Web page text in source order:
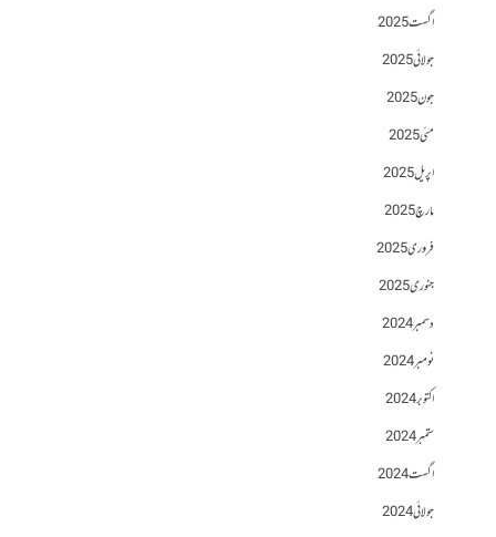
اگست 2025
جولائی 2025
جون 2025
مئی 2025
اپریل 2025
مارچ 2025
فروری 2025
جنوری 2025
دسمبر 2024
نومبر 2024
اکتوبر 2024
ستمبر 2024
اگست 2024
جولائی 2024